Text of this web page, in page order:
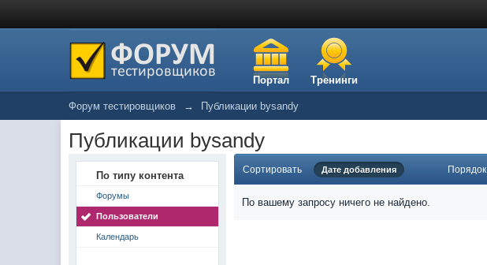
Портал Тренинги
Форум тестировщиков → Публикации bysandy
Публикации bysandy
По типу контента
Форумы
Пользователи
Календарь
Сортировать Дате добавления Порядок
По вашему запросу ничего не найдено.